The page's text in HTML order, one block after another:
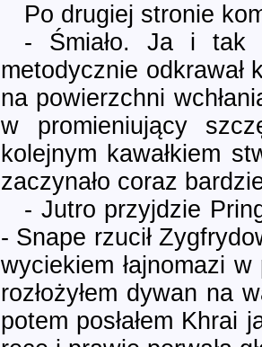
Po drugiej stronie
- Śmiało. Ja i tak
metodycznie odkrawał
na powierzchni
w promieniujący
kolejnym kawałkiem
zaczynało coraz
- Jutro przyjdzie
- Snape rzucił
wyciekiem łajnomazi
rozłożyłem dywan na
potem posłałem Khrai